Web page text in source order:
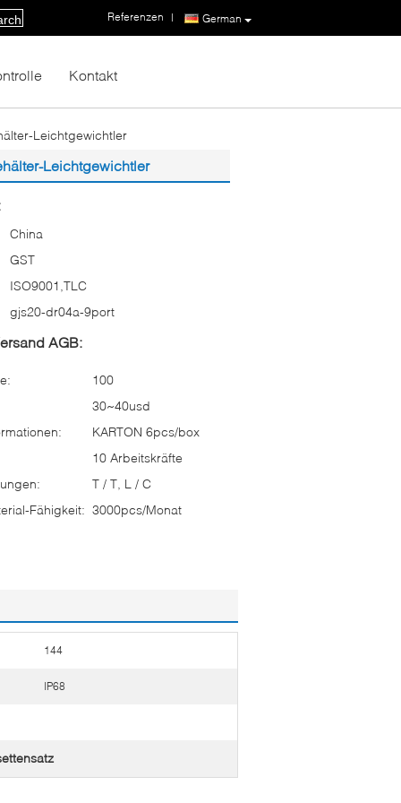
German
Referenzen |
Kontakt
Leichtgewichtler
Leichtgewichtler
China
GST
ISO9001,TLC
gjs20-dr04a-9port
AGB:
100
30~40usd
KARTON 6pcs/box
10 Arbeitskräfte
T / T, L / C
Fähigkeit: 3000pcs/Monat
144
IP68